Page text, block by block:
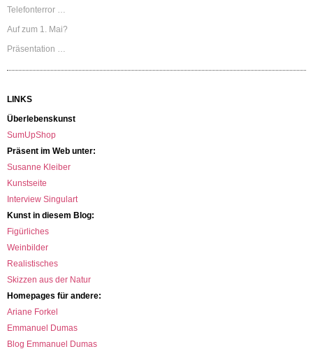
Telefonterror …
Auf zum 1. Mai?
Präsentation …
LINKS
Überlebenskunst
SumUpShop
Präsent im Web unter:
Susanne Kleiber
Kunstseite
Interview Singulart
Kunst in diesem Blog:
Figürliches
Weinbilder
Realistisches
Skizzen aus der Natur
Homepages für andere:
Ariane Forkel
Emmanuel Dumas
Blog Emmanuel Dumas